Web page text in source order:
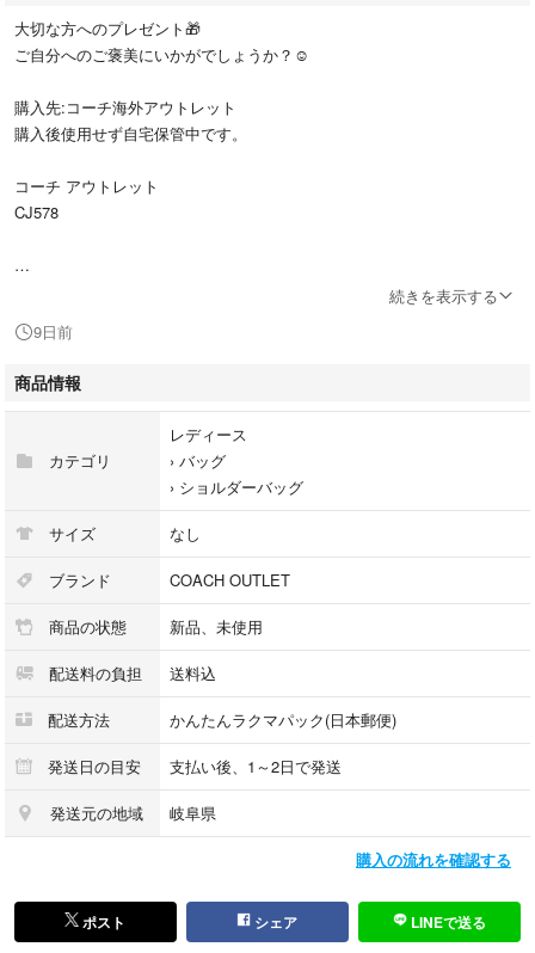
大切な方へのプレゼント🎁
ご自分へのご褒美にいかがでしょうか？☺️
購入先:コーチ海外アウトレット
購入後使用せず自宅保管中です。
コーチ アウトレット
CJ578
ショルダーストラップ長さ：約 90-125cm (長さ調節可 取り外し可)
カラー
KHAKI MULTI(カーキマルチ)
本体：シグネチャー ジャガード/レザー
マグネット式開閉
内側：ファスナーポケット×1、オープンポケット×
続きを表示する
9日前
商品情報
カテゴリ
レディース
› バッグ
› ショルダーバッグ
サイズ なし
ブランド COACH OUTLET
商品の状態 新品、未使用
配送料の負担 送料込
配送方法 かんたんラクマパック(日本郵便)
発送日の目安 支払い後、1～2日で発送
発送元の地域 岐阜県
購入の流れを確認する
ポスト シェア LINEで送る